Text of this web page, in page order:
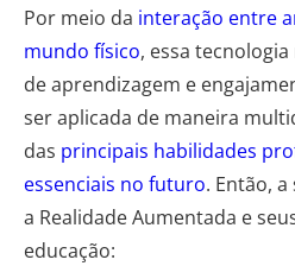
Por meio da interação entre
mundo físico, essa
de aprendizagem e
ser aplicada de maneira
das principais habilidades
essenciais no futuro. Então,
a Realidade Aumentada e
educação: